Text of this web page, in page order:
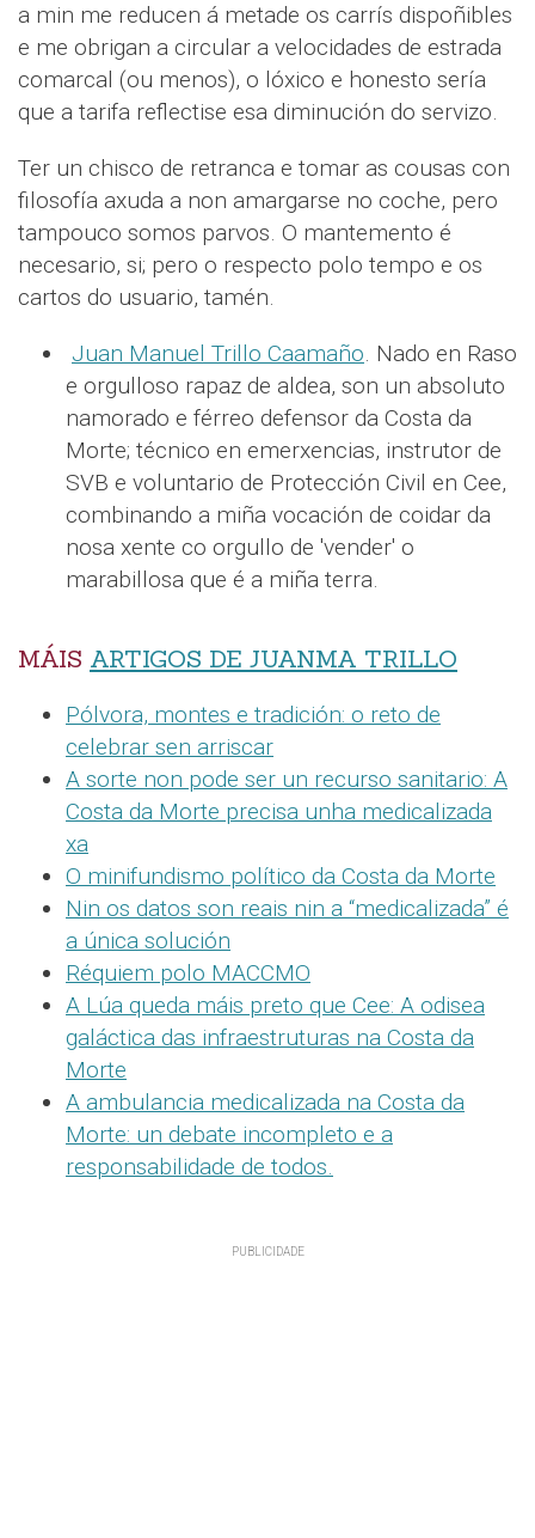
a min me reducen á metade os carrís dispoñibles
e me obrigan a circular a velocidades de estrada
comarcal (ou menos), o lóxico e honesto sería
que a tarifa reflectise esa diminución do servizo.
Ter un chisco de retranca e tomar as cousas con
filosofía axuda a non amargarse no coche, pero
tampouco somos parvos. O mantemento é
necesario, si; pero o respecto polo tempo e os
cartos do usuario, tamén.
Juan Manuel Trillo Caamaño. Nado en Raso
e orgulloso rapaz de aldea, son un absoluto
namorado e férreo defensor da Costa da
Morte; técnico en emerxencias, instrutor de
SVB e voluntario de Protección Civil en Cee,
combinando a miña vocación de coidar da
nosa xente co orgullo de 'vender' o
marabillosa que é a miña terra.
MÁIS ARTIGOS DE JUANMA TRILLO
Pólvora, montes e tradición: o reto de
celebrar sen arriscar
A sorte non pode ser un recurso sanitario: A
Costa da Morte precisa unha medicalizada
xa
O minifundismo político da Costa da Morte
Nin os datos son reais nin a “medicalizada” é
a única solución
Réquiem polo MACCMO
A Lúa queda máis preto que Cee: A odisea
galáctica das infraestruturas na Costa da
Morte
A ambulancia medicalizada na Costa da
Morte: un debate incompleto e a
responsabilidade de todos.